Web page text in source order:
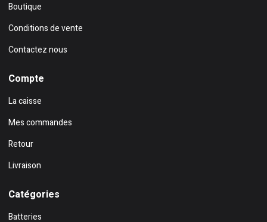
Boutique
Conditions de vente
Contactez nous
Compte
La caisse
Mes commandes
Retour
Livraison
Catégories
Batteries